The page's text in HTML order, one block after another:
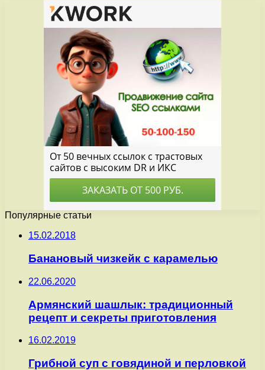
Популярные статьи
15.02.2018
Банановый чизкейк с карамелью
22.06.2020
Армянский шашлык: традиционный
рецепт и секреты приготовления
16.02.2019
Грибной суп с говядиной и перловкой